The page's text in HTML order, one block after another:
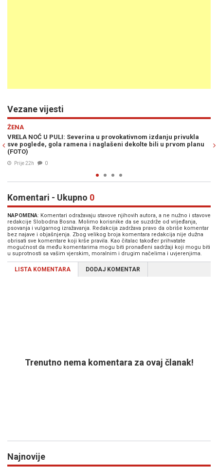
Vezane vijesti
planu
SEVERINA USRED KONCERTA GOVORILA O SREBRENICI:
Bjelovaru njene riječi pozdravili gromoglasnim aplauzom
06. Avg. 2026
Previous
Komentari - Ukupno 0
NAPOMENA: Komentari odražavaju stavove njihovih autora, a ne nužno i stavove
redakcije Slobodna Bosna. Molimo korisnike da se suzdrže od vrijeđanja,
psovanja i vulgarnog izražavanja. Redakcija zadržava pravo da obriše komentar
bez najave i objašnjenja. Zbog velikog broja komentara redakcija nije dužna
obrisati sve komentare koji krše pravila. Kao čitalac također prihvatate
mogućnost da među komentarima mogu biti pronađeni sadržaji koji mogu biti
u suprotnosti sa vašim vjerskim, moralnim i drugim načelima i uvjerenjima.
LISTA KOMENTARA DODAJ KOMENTAR
Trenutno nema komentara za ovaj članak!
Najnovije